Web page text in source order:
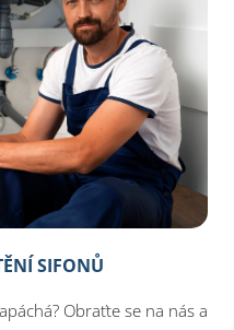
SIFONŮ
Obraťte se na nás a